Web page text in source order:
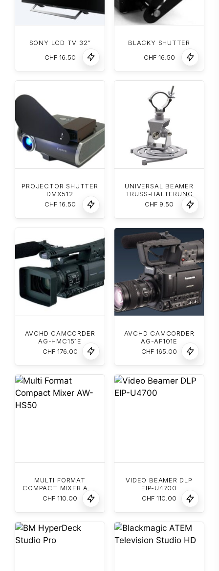
SONY LCD TV 32″
CHF16.50
BLACKY SHUTTER
CHF16.50
PROJECTOR SHUTTER
DMX512
CHF16.50
UNIVERSAL BEAMER
TRUSS-HALTERUNG
CHF 9.50
AVCHD CAMCORDER
AG-HMC151E
CHF176.00
AVCHD CAMCORDER
AG-AF101E
CHF 165.00
MULTI FORMAT
COMPACT MIXER AW-
HS50
CHF 110.00
VIDEO BEAMER DLP
EIP-U4700
CHF 110.00